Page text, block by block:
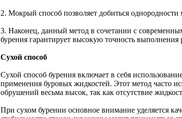
2. Мокрый способ позволяет добиться
3. Наконец, данный метод в сочетании с
бурения гарантирует высокую точность выполнения
Сухой способ
Сухой способ бурения включает в себя
применения буровых жидкостей. Этот метод часто
обрушений весьма высок, так как отсутствие
При сухом бурении основное внимание уделяется